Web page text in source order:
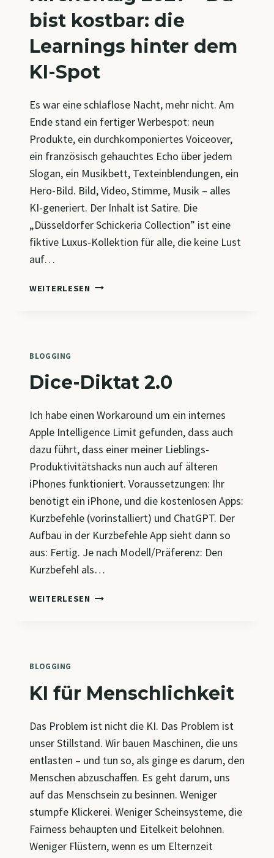
bist kostbar: die
Learnings hinter dem
KI-Spot
Es war eine schlaflose Nacht, mehr nicht. Am
Ende stand ein fertiger Werbespot: neun
Produkte, ein durchkomponiertes Voiceover,
ein französisch gehauchtes Echo über jedem
Slogan, ein Musikbett, Texteinblendungen, ein
Hero-Bild. Bild, Video, Stimme, Musik – alles
KI-generiert. Der Inhalt ist Satire. Die
„Düsseldorfer Schickeria Collection” ist eine
fiktive Luxus-Kollektion für alle, die keine Lust
auf…
WEITERLESEN KIRCHENTAG
LEARNINGS
DEM
BLOGGING
Dice-Diktat 2.0
Ich habe einen Workaround um ein internes
Apple Intelligence Limit gefunden, dass auch
dazu führt, dass einer meiner Lieblings-
Produktivitätshacks nun auch auf älteren
iPhones funktioniert. Voraussetzungen: Ihr
benötigt ein iPhone, und die kostenlosen Apps:
Kurzbefehle (vorinstalliert) und ChatGPT. Der
Aufbau in der Kurzbefehle App sieht dann so
aus: Fertig. Je nach Modell/Präferenz: Den
Kurzbefehl als…
WEITERLESEN DICE-
BLOGGING
KI für Menschlichkeit
Das Problem ist nicht die KI. Das Problem ist
unser Stillstand. Wir bauen Maschinen, die uns
entlasten – und tun so, als ginge es darum, den
Menschen abzuschaffen. Es geht darum, uns
auf das Menschsein zu besinnen. Weniger
stumpfe Klickerei. Weniger Scheinsysteme, die
Fairness behaupten und Eitelkeit belohnen.
Weniger Flüstern, wenn es um Elternzeit